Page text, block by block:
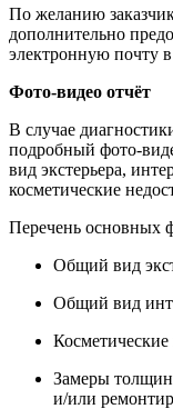
По желанию
дополнительно
электронную почту
Фото-видео отчёт
В случае
подробный фото-
вид экстерьера,
косметические
Перечень основных
Общий вид
Общий вид
Косметические
Замеры
и/или